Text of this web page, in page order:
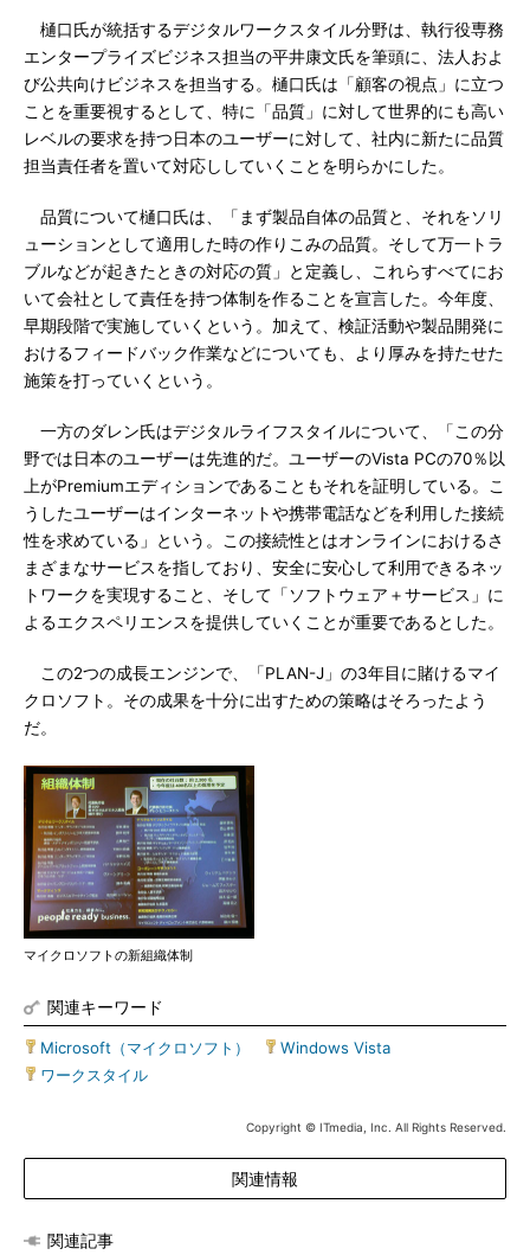
樋口氏が統括するデジタルワークスタイル分野は、執行役専務
エンタープライズビジネス担当の平井康文氏を筆頭に、法人およ
び公共向けビジネスを担当する。樋口氏は「顧客の視点」に立つ
ことを重要視するとして、特に「品質」に対して世界的にも高い
レベルの要求を持つ日本のユーザーに対して、社内に新たに品質
担当責任者を置いて対応ししていくことを明らかにした。
品質について樋口氏は、「まず製品自体の品質と、それをソリ
ューションとして適用した時の作りこみの品質。そして万一トラ
ブルなどが起きたときの対応の質」と定義し、これらすべてにお
いて会社として責任を持つ体制を作ることを宣言した。今年度、
早期段階で実施していくという。加えて、検証活動や製品開発に
おけるフィードバック作業などについても、より厚みを持たせた
施策を打っていくという。
一方のダレン氏はデジタルライフスタイルについて、「この分
野では日本のユーザーは先進的だ。ユーザーのVista PCの70％以
上がPremiumエディションであることもそれを証明している。こ
うしたユーザーはインターネットや携帯電話などを利用した接続
性を求めている」という。この接続性とはオンラインにおけるさ
まざまなサービスを指しており、安全に安心して利用できるネッ
トワークを実現すること、そして「ソフトウェア＋サービス」に
よるエクスペリエンスを提供していくことが重要であるとした。
この2つの成長エンジンで、「PLAN-J」の3年目に賭けるマイ
クロソフト。その成果を十分に出すための策略はそろったよう
だ。
マイクロソフトの新組織体制
関連キーワード
Microsoft（マイクロソフト） Windows Vista
ワークスタイル
Copyright © ITmedia, Inc. All Rights Reserved.
関連情報
関連記事